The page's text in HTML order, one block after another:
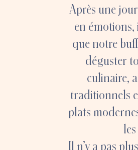
Après une
en émotions,
que notre
déguster
culinaire,
traditionnels
plats
Il n’y a pas